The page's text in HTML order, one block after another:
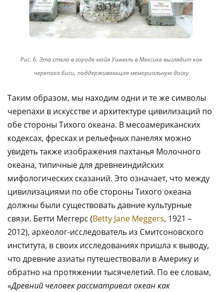
Рис. 6. Эта стела в городе майя Ушмаль в Мексике выглядит как
черепаха биси, поддерживающая мемориальную доску
Таким образом, мы находим одни и те же символы
черепахи в искусстве и архитектуре цивилизаций по
обе стороны Тихого океана. В месоамериканских
кодексах, фресках и рельефных панелях можно
увидеть также изображения пахтанья Молочного
океана, типичные для древнеиндийских
мифологических сказаний. Это означает, что между
цивилизациями по обе стороны Тихого океана
должны были существовать давние культурные
связи. Бетти Меггерс (Betty Jane Meggers, 1921 –
2012), археолог-исследователь из Смитсоновского
института, в своих исследованиях пришла к выводу,
что древние азиаты путешествовали в Америку и
обратно на протяжении тысячелетий. По ее словам,
«Древний человек рассматривал океан как